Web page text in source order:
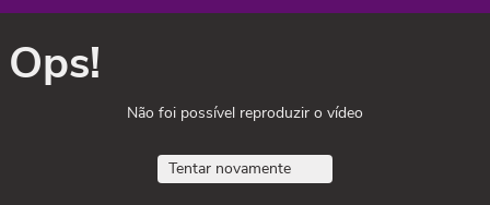
Ops!
Não foi possível reproduzir o vídeo
Tentar novamente